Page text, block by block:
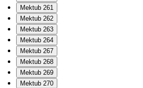
Mektub 261
Mektub 262
Mektub 263
Mektub 264
Mektub 267
Mektub 268
Mektub 269
Mektub 270